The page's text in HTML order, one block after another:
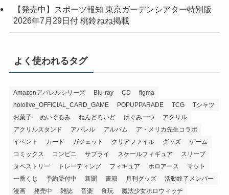
【発売中】スポーツ報知 東京ガーデンシアター特別版
2026年7月29日付 桃鈴ねね掲載
よく使われるタグ
Amazonアパレルシリーズ Blu-ray CD
figma
hololive_OFFICIAL_CARD_GAME
POPUPPARADE TCG
お菓子
ぬいぐるみ ねんどろいど はぐみーつ
アクリル
アクリルスタンド
アパレル アルバム
ア・メリカ先生コラボ
イベント
カード ガジェット クリアファイル グッズ
ゲーム
コミックス
コンビニ サプライ スケールフィギュア
スリーブ
タペストリー
トレーディング フィギュア ホロアース
マット
一番くじ
予約受付中 新聞 書籍 月刊グッズ
活動終了メンバー